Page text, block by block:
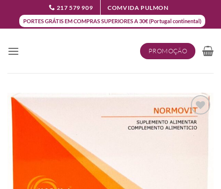
content
217 579 909 COMVIDA PULMON
PORTES GRÁTIS EM COMPRAS SUPERIORES A 30€ (Portugal continental)
PROMOÇÃO
Add to
wishlist